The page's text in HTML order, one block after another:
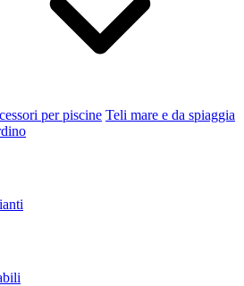
per piscine Teli mare e da spiaggia